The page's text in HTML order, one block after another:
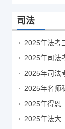
司法
2025年司法
2025年司法
2025年得恩
2025年法大